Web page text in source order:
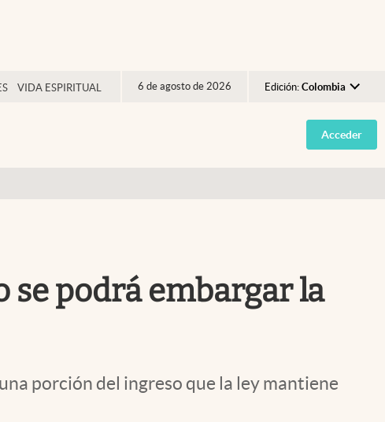
VIDA ESPIRITUAL 6 de agosto de 2026 Edición: Colombia
Argentina
España
Acceder
se podrá embargar la
porción del ingreso que la ley mantiene